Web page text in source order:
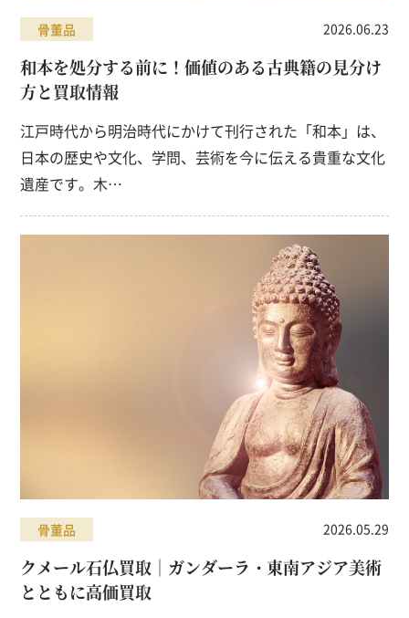
骨董品 2026.06.23
和本を処分する前に！価値のある古典籍の見分け
方と買取情報
江戸時代から明治時代にかけて刊行された「和本」は、
日本の歴史や文化、学問、芸術を今に伝える貴重な文化
遺産です。木…
骨董品 2026.05.29
クメール石仏買取｜ガンダーラ・東南アジア美術
とともに高価買取